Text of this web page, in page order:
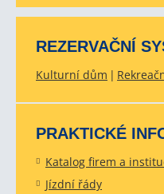
REZERVAČNÍ
Kulturní dům
PRAKTICKÉ
Katalog firem a
Jízdní řády